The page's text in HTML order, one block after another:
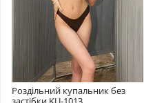
Роздільний купальник без